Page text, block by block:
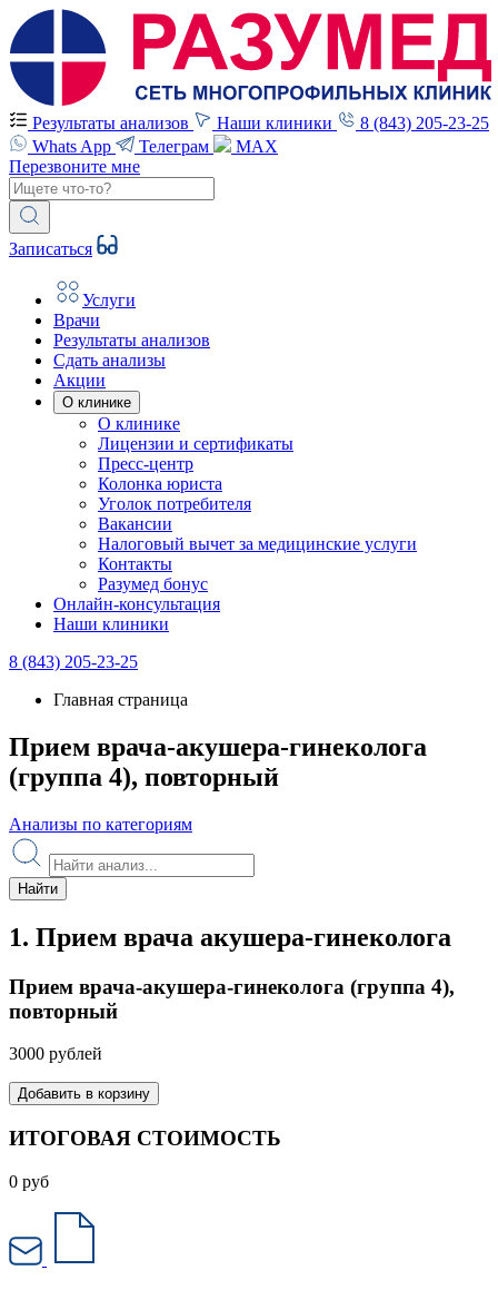
Результаты анализов Наши клиники
8 (843) 205-23-25
Whats App
Телеграм
MAX
Перезвоните мне
Записаться
Услуги
Врачи
Результаты анализов
Сдать анализы
Акции
О клинике
О клинике
Лицензии и сертификаты
Пресс-центр
Колонка юриста
Уголок потребителя
Вакансии
Налоговый вычет за медицинские услуги
Контакты
Разумед бонус
Онлайн-консультация
Наши клиники
8 (843) 205-23-25
Главная страница
Прием врача-акушера-гинеколога
(группа 4), повторный
Анализы по категориям
Найти
1. Прием врача акушера-гинеколога
Прием врача-акушера-гинеколога (группа 4),
повторный
3000 рублей
Добавить в корзину
ИТОГОВАЯ СТОИМОСТЬ
0 руб